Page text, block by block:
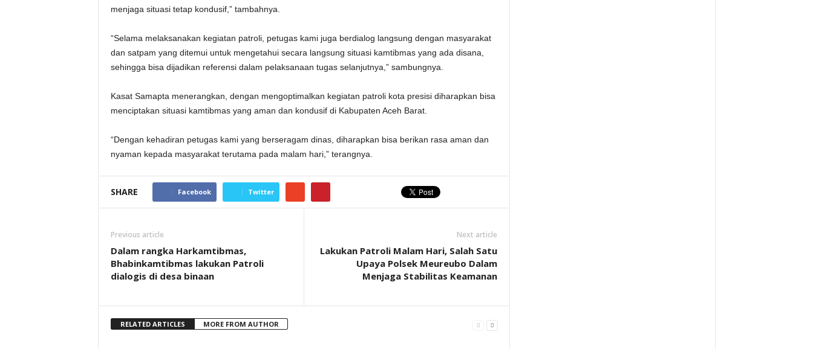
menjaga situasi tetap kondusif,” tambahnya.
“Selama melaksanakan kegiatan patroli, petugas kami juga berdialog langsung dengan masyarakat
dan satpam yang ditemui untuk mengetahui secara langsung situasi kamtibmas yang ada disana,
sehingga bisa dijadikan referensi dalam pelaksanaan tugas selanjutnya,” sambungnya.
Kasat Samapta menerangkan, dengan mengoptimalkan kegiatan patroli kota presisi diharapkan bisa
menciptakan situasi kamtibmas yang aman dan kondusif di Kabupaten Aceh Barat.
“Dengan kehadiran petugas kami yang berseragam dinas, diharapkan bisa berikan rasa aman dan
nyaman kepada masyarakat terutama pada malam hari,” terangnya.
SHARE Facebook Twitter
Previous article
Dalam rangka Harkamtibmas,
Bhabinkamtibmas lakukan Patroli
dialogis di desa binaan
Next article
Lakukan Patroli Malam Hari, Salah Satu
Upaya Polsek Meureubo Dalam
Menjaga Stabilitas Keamanan
RELATED ARTICLES MORE FROM AUTHOR